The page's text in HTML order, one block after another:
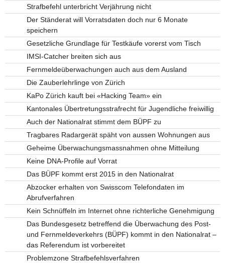
Strafbefehl unterbricht Verjährung nicht
Der Ständerat will Vorratsdaten doch nur 6 Monate
speichern
Gesetzliche Grundlage für Testkäufe vorerst vom Tisch
IMSI-Catcher breiten sich aus
Fernmeldeüberwachungen auch aus dem Ausland
Die Zauberlehrlinge von Zürich
KaPo Zürich kauft bei «Hacking Team» ein
Kantonales Übertretungsstrafrecht für Jugendliche freiwillig
Auch der Nationalrat stimmt dem BÜPF zu
Tragbares Radargerät späht von aussen Wohnungen aus
Geheime Überwachungsmassnahmen ohne Mitteilung
Keine DNA-Profile auf Vorrat
Das BÜPF kommt erst 2015 in den Nationalrat
Abzocker erhalten von Swisscom Telefondaten im
Abrufverfahren
Kein Schnüffeln im Internet ohne richterliche Genehmigung
Das Bundesgesetz betreffend die Überwachung des Post-
und Fernmeldeverkehrs (BÜPF) kommt in den Nationalrat –
das Referendum ist vorbereitet
Problemzone Strafbefehlsverfahren